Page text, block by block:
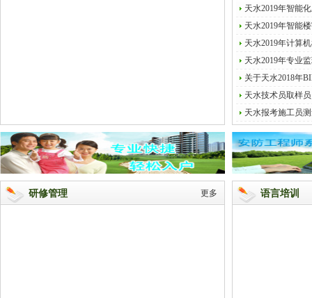
天水2019年智能
天水2019年智能
天水2019年计算
天水2019年专业
关于天水2018年
天水技术员取样
天水报考施工员
研修管理 更多 语言培训